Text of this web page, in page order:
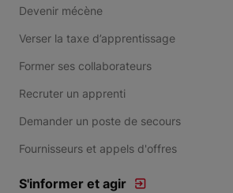
Devenir mécène
Verser la taxe d’apprentissage
Former ses collaborateurs
Recruter un apprenti
Demander un poste de secours
Fournisseurs et appels d'offres
S'informer et agir